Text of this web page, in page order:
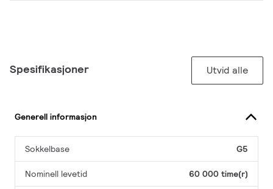
Spesifikasjoner Utvid alle
Generell informasjon
Sokkelbase G5
Nominell levetid 60 000 time(r)